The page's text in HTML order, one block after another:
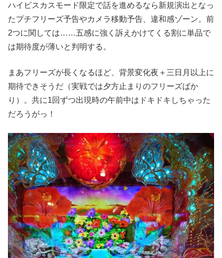
ハイビスカスモード限定で話を進めるなら新規演出となっ
たプチフリーズ予告やカメラ移動予告、違和感ゾーン。前
2つに関しては……五感に強く訴えかけてくる割に単品で
は期待度が薄いと判明する。
まあフリーズが⻑くなるほど、背景変化夜＋三⽇⽉以上に
期待できそうだ（実戦では⼣⽅⽌まりのフリーズばか
り）。共に1回ずつ出現時の午前中はドキドキしちゃった
だろうがっ！